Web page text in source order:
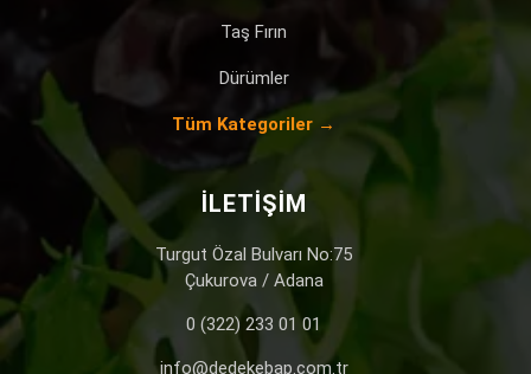
Taş Fırın
Dürümler
Tüm Kategoriler →
İLETIŞIM
Turgut Özal Bulvarı No:75
Çukurova / Adana
0 (322) 233 01 01
info@dedekebap.com.tr